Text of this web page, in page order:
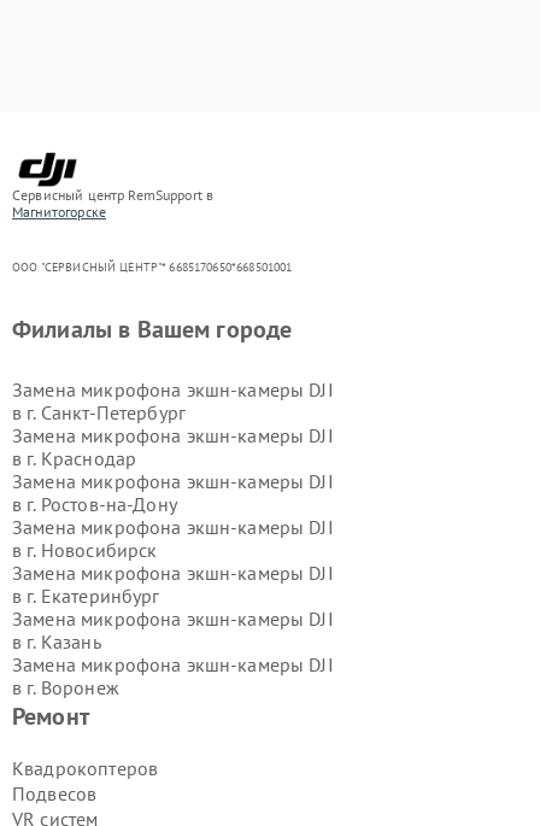
Сервисный центр RemSupport в
Магнитогорске
ООО "СЕРВИСНЫЙ ЦЕНТР"* 6685170650*668501001
Ремонт
Квадрокоптеров
Подвесов
VR систем
Филиалы в Вашем городе
Замена микрофона экшн-камеры DJI
в г. Санкт-Петербург
Замена микрофона экшн-камеры DJI
в г. Краснодар
Замена микрофона экшн-камеры DJI
в г. Ростов-на-Дону
Замена микрофона экшн-камеры DJI
в г. Новосибирск
Замена микрофона экшн-камеры DJI
в г. Екатеринбург
Замена микрофона экшн-камеры DJI
в г. Казань
Замена микрофона экшн-камеры DJI
в г. Воронеж
Замена микрофона экшн-камеры DJI
Замена микрофона экшн-камеры DJI
в г.Самара
Замена микрофона экшн-камеры DJI